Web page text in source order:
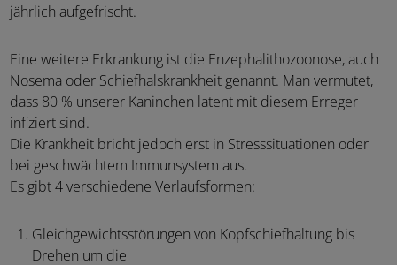
jährlich aufgefrischt.
Eine weitere Erkrankung ist die Enzephalithozoonose, auch
Nosema oder Schiefhalskrankheit genannt. Man vermutet,
dass 80 % unserer Kaninchen latent mit diesem Erreger
infiziert sind.
Die Krankheit bricht jedoch erst in Stresssituationen oder
bei geschwächtem Immunsystem aus.
Es gibt 4 verschiedene Verlaufsformen:
Gleichgewichtsstörungen von Kopfschiefhaltung bis
Drehen um die